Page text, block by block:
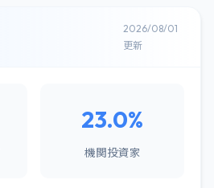
2026/08/01
更新
23.0%
機関投資家